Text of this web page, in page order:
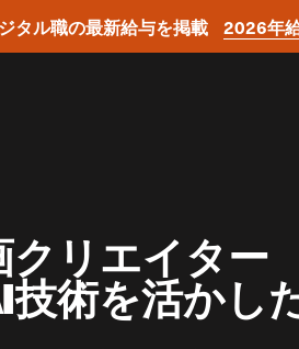
タル職の最新給与を掲載
2026年
クリエイタ
術を活かし